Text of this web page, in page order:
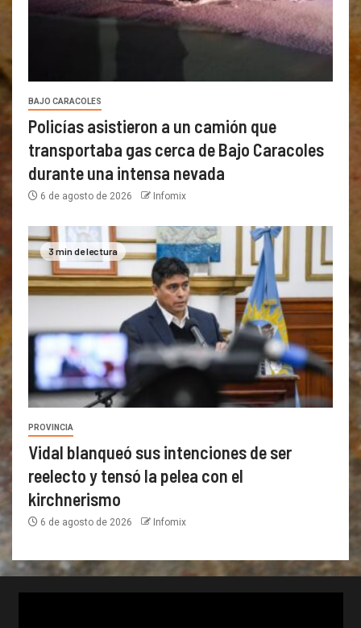
BAJO CARACOLES
Policías asistieron a un camión que
transportaba gas cerca de Bajo Caracoles
durante una intensa nevada
6 de agosto de 2026 Infomix
3 min de lectura
PROVINCIA
Vidal blanqueó sus intenciones de ser
reelecto y tensó la pelea con el
kirchnerismo
6 de agosto de 2026 Infomix